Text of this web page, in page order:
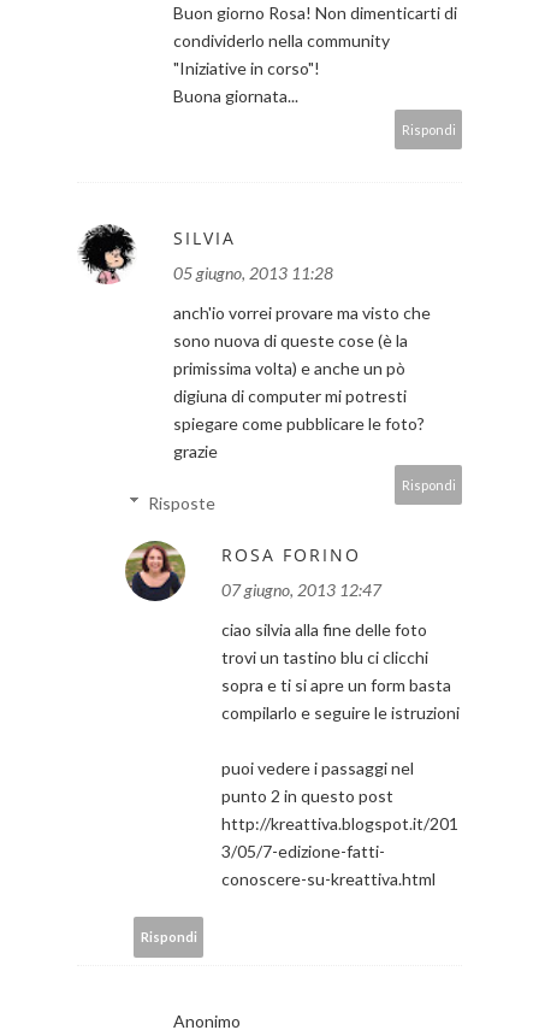
Buon giorno Rosa! Non dimenticarti di
condividerlo nella community
"Iniziative in corso"!
Buona giornata...
Rispondi
SILVIA
05 giugno, 2013 11:28
anch'io vorrei provare ma visto che
sono nuova di queste cose (è la
primissima volta) e anche un pò
digiuna di computer mi potresti
spiegare come pubblicare le foto?
grazie
Rispondi
Risposte
ROSA FORINO
07 giugno, 2013 12:47
ciao silvia alla fine delle foto
trovi un tastino blu ci clicchi
sopra e ti si apre un form basta
compilarlo e seguire le istruzioni
puoi vedere i passaggi nel
punto 2 in questo post
http://kreattiva.blogspot.it/201
3/05/7-edizione-fatti-
conoscere-su-kreattiva.html
Rispondi
Anonimo